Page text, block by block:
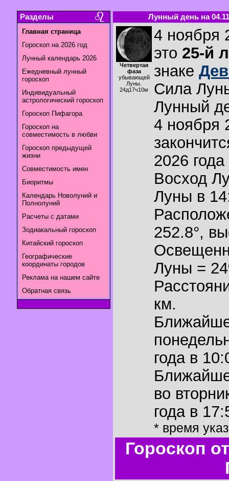
Разделы
Главная страница
Гороскоп на 2026 год
Лунный календарь 2026
Ежедневный лунный
гороскоп
Индивидуальный
астрологический гороскоп
Гороскоп Пифагора
Гороскоп на
совместимость в любви
Гороскоп предыдущей
жизни
Совместимость имен
Биоритмы
Календарь Новолуний и
Полнолуний
Расчеты с датами
Зодиакальный гороскоп
Китайский гороскоп
Географические
координаты городов
Реклама на нашем сайте
Обратная связь
Лунный день на
Четвертая
фаза
убывающей
Луны.
24д17ч10м
4 ноября
это 25-й
знаке
Сила
Лунный
4 ноября
2026
Восход
Луны в
252.8°,
Луны =
км.
года в
во
года в
* время
Гороскоп